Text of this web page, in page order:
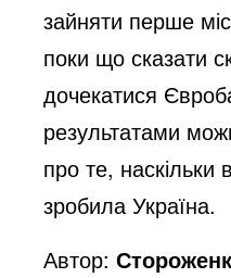
зайняти перше
поки що сказати
дочекатися
результатами
про те, наскільки
зробила Україна.
Автор: